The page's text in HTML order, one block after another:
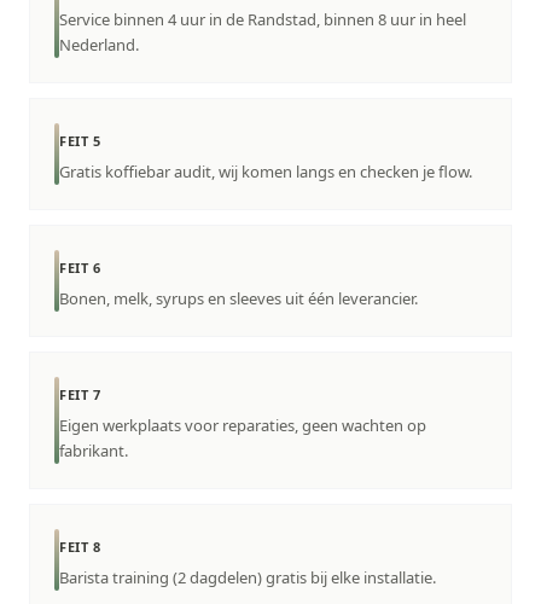
Service binnen 4 uur in de Randstad, binnen 8 uur in heel
Nederland.
FEIT 5
Gratis koffiebar audit, wij komen langs en checken je flow.
FEIT 6
Bonen, melk, syrups en sleeves uit één leverancier.
FEIT 7
Eigen werkplaats voor reparaties, geen wachten op
fabrikant.
FEIT 8
Barista training (2 dagdelen) gratis bij elke installatie.